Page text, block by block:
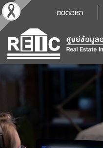
ติดต่อเรา